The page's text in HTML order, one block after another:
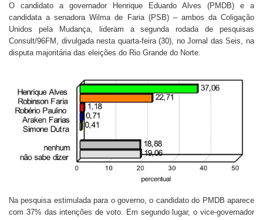
O candidato a governador Henrique Eduardo Alves (PMDB) e a
candidata a senadora Wilma de Faria (PSB) – ambos da Coligação
Unidos pela Mudança, lideram a segunda rodada de pesquisas
Consult/96FM, divulgada nesta quarta-feira (30), no Jornal das Seis, na
disputa majoritária das eleições do Rio Grande do Norte.
Na pesquisa estimulada para o governo, o candidato do PMDB aparece
com 37% das intenções de voto. Em segundo lugar, o vice-governador